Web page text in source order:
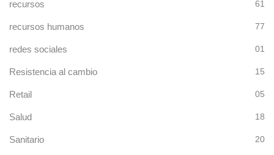
recursos 61
recursos humanos 77
redes sociales 01
Resistencia al cambio 15
Retail 05
Salud 18
Sanitario 20